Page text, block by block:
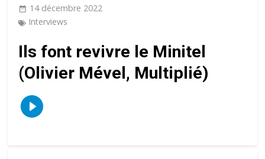
14 décembre 2022
Interviews
Ils font revivre le Minitel
(Olivier Mével, Multiplié)